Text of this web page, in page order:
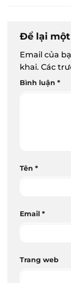
Để lại
Email của
khai. Các
Bình luận *
Tên *
Email *
Trang web